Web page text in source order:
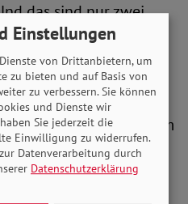
das sind nur zwei
die dringend
wenn wir es mit der
kaum
fordert daher eine
wirkungsvollen
„Wir haben aber noch
Einstellungen
von Drittanbietern, um
zu bieten und auf Basis von
zu verbessern. Sie können
und Dienste wir
Sie jederzeit die
Einwilligung zu widerrufen.
Datenverarbeitung durch
Datenschutzerklärung